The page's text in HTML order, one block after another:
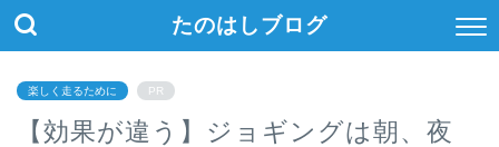
たのはしブログ
楽しく走るために PR
【効果が違う】ジョギングは朝、夜